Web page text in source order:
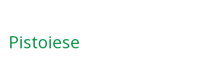
content
Pistoiese